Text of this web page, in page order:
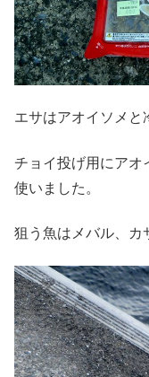
エサはアオイソメと
チョイ投げ用にアオ
使いました。
狙う魚はメバル、カ